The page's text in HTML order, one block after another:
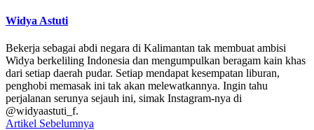
Widya Astuti
Bekerja sebagai abdi negara di Kalimantan tak membuat ambisi
Widya berkeliling Indonesia dan mengumpulkan beragam kain khas
dari setiap daerah pudar. Setiap mendapat kesempatan liburan,
penghobi memasak ini tak akan melewatkannya. Ingin tahu
perjalanan serunya sejauh ini, simak Instagram-nya di
@widyaastuti_f.
Artikel Sebelumnya